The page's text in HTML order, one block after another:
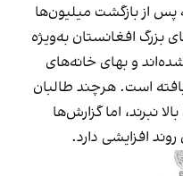
پس از بازگشت میلیون‌ها
بزرگ افغانستان به‌ویژه
و بهای خانه‌های
است. هرچند طالبان
نبرند، اما گزارش‌ها
افزایشی دارد.